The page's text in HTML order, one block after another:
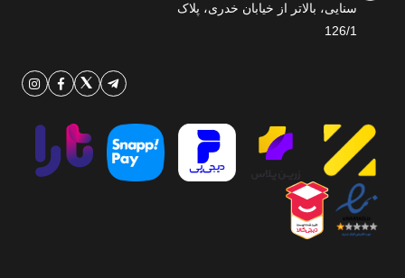
سنایی، بالاتر از خیابان خدری، پلاک
126/1